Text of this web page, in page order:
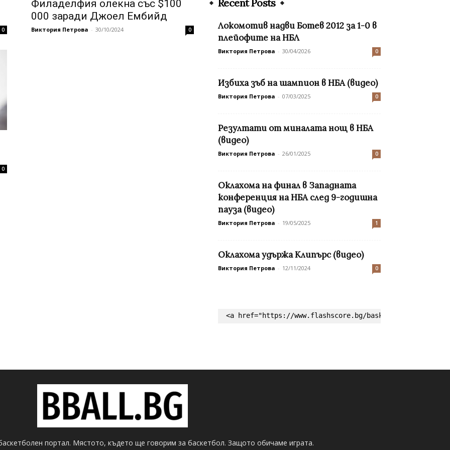
0
Филаделфия олекна със $100
000 заради Джоел Ембийд
Виктория Петрова - 30/10/2024 0
0
Recent Posts
Локомотив надви Ботев 2012 за 1-0 в
плейофите на НБЛ
Виктория Петрова - 30/04/2026 0
Избихa зъб на шампион в НБА (видео)
Виктория Петрова - 07/03/2025 0
Резултати от миналата нощ в НБА
(видео)
Виктория Петрова - 26/01/2025 0
Оклахома на финал в Западната
конференция на НБА след 9-годишна
пауза (видео)
Виктория Петрова - 19/05/2025 1
Оклахома удържа Клипърс (видео)
Виктория Петрова - 12/11/2024 0
<a href="https://www.flashscore.bg/basketball/"
портал. Мястото, където ще говорим за баскетбол. Защото обичаме играта.